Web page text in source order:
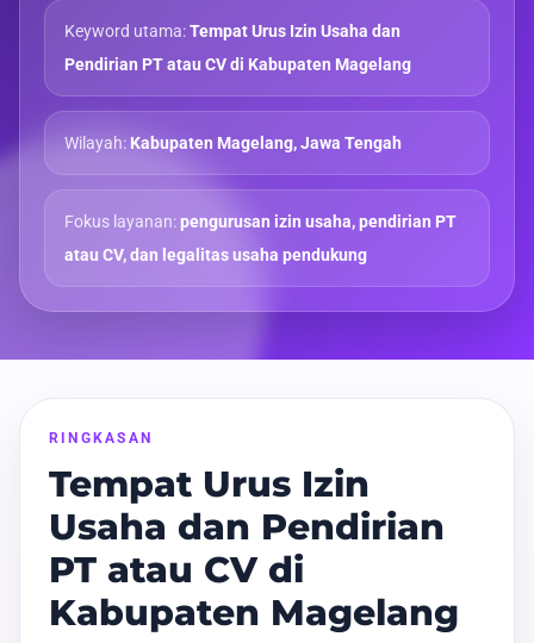
Keyword utama:Tempat Urus Izin Usaha dan
Pendirian PT atau CV di Kabupaten Magelang
Wilayah:Kabupaten Magelang, Jawa Tengah
Fokus layanan:pengurusan izin usaha, pendirian PT
atau CV, dan legalitas usaha pendukung
RINGKASAN
Tempat Urus Izin
Usaha dan Pendirian
PT atau CV di
Kabupaten Magelang